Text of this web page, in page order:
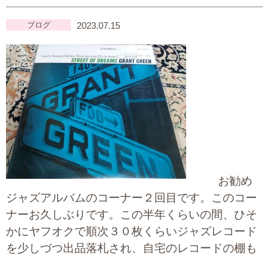
ブログ 2023.07.15
お勧め
ジャズアルバムのコーナー２回目です。このコー
ナーお久しぶりです。この半年くらいの間、ひそ
かにヤフオクで順次３０枚くらいジャズレコード
を少しづつ出品落札され、自宅のレコードの棚も
大切な書類作成サポート
その他各種手続き
費用の目安
お客様の声
よくあるご質問
採用情報・パートナー募集
新着情報